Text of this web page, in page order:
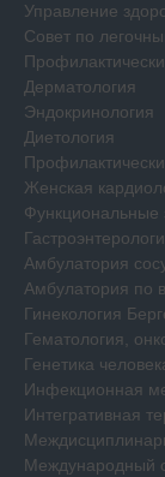
Управление
Совет по
Дерматология
Эндокринология
Диетология
Женская
Функциональные
Амбулатория
Амбулатория по
Гинекология
Гематология,
Генетика
Инфекционная
Интегративная
Международный